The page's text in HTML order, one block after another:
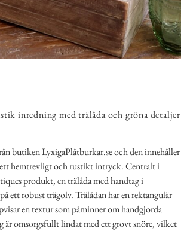
inredning med trälåda och gröna detaljer
butiken LyxigaPlåtburkar.se och den innehåller
ett hemtrevligt och rustikt intryck. Centralt i
produkt, en trälåda med handtag i
ett robust trägolv. Trälådan har en rektangulär
en textur som påminner om handgjorda
är omsorgsfullt lindat med ett grovt snöre, vilket